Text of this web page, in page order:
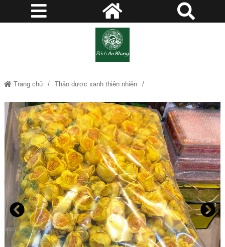
Trang chủ Thảo dược xanh thiên nhiên
Trà Hoa Vàng – Nữ hoàng trà giúp kéo dài tuổi thọ, ngừa bệnh cực hay
JD124 trahoavang